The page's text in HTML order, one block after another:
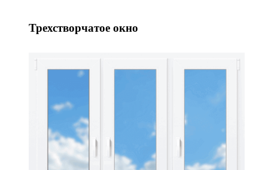
Трехстворчатое окно